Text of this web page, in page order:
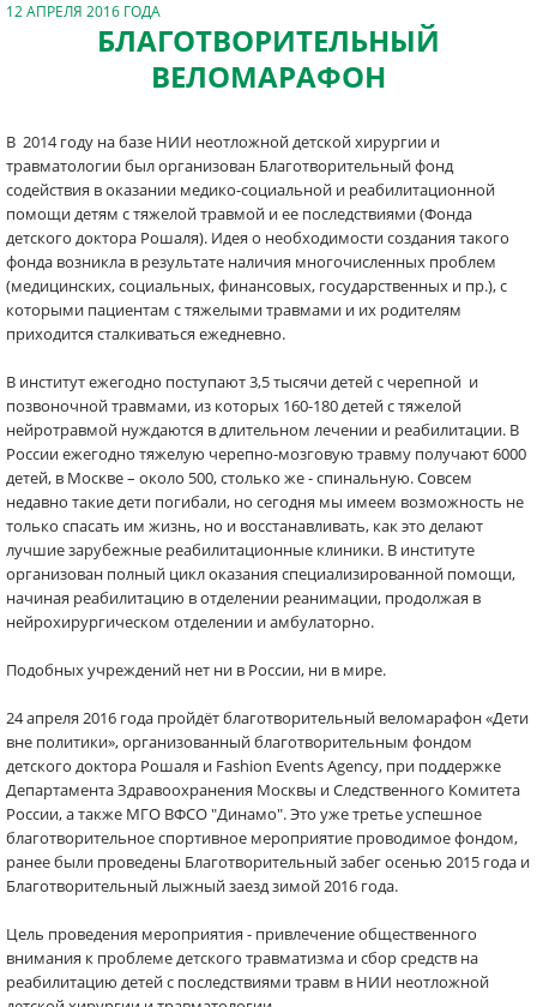
12 АПРЕЛЯ 2016 ГОДА
БЛАГОТВОРИТЕЛЬНЫЙ
ВЕЛОМАРАФОН
В 2014 году на базе НИИ неотложной детской хирургии и
травматологии был организован Благотворительный фонд
содействия в оказании медико-социальной и реабилитационной
помощи детям с тяжелой травмой и ее последствиями (Фонда
детского доктора Рошаля). Идея о необходимости создания такого
фонда возникла в результате наличия многочисленных проблем
(медицинских, социальных, финансовых, государственных и пр.), с
которыми пациентам с тяжелыми травмами и их родителям
приходится сталкиваться ежедневно.
В институт ежегодно поступают 3,5 тысячи детей с черепной и
позвоночной травмами, из которых 160-180 детей с тяжелой
нейротравмой нуждаются в длительном лечении и реабилитации. В
России ежегодно тяжелую черепно-мозговую травму получают 6000
детей, в Москве – около 500, столько же - спинальную. Совсем
недавно такие дети погибали, но сегодня мы имеем возможность не
только спасать им жизнь, но и восстанавливать, как это делают
лучшие зарубежные реабилитационные клиники. В институте
организован полный цикл оказания специализированной помощи,
начиная реабилитацию в отделении реанимации, продолжая в
нейрохирургическом отделении и амбулаторно.
Подобных учреждений нет ни в России, ни в мире.
24 апреля 2016 года пройдёт благотворительный веломарафон «Дети
вне политики», организованный благотворительным фондом
детского доктора Рошаля и Fashion Events Agency, при поддержке
Департамента Здравоохранения Москвы и Следственного Комитета
России, а также МГО ВФСО "Динамо". Это уже третье успешное
благотворительное спортивное мероприятие проводимое фондом,
ранее были проведены Благотворительный забег осенью 2015 года и
Благотворительный лыжный заезд зимой 2016 года.
Цель проведения мероприятия - привлечение общественного
внимания к проблеме детского травматизма и сбор средств на
реабилитацию детей с последствиями травм в НИИ неотложной